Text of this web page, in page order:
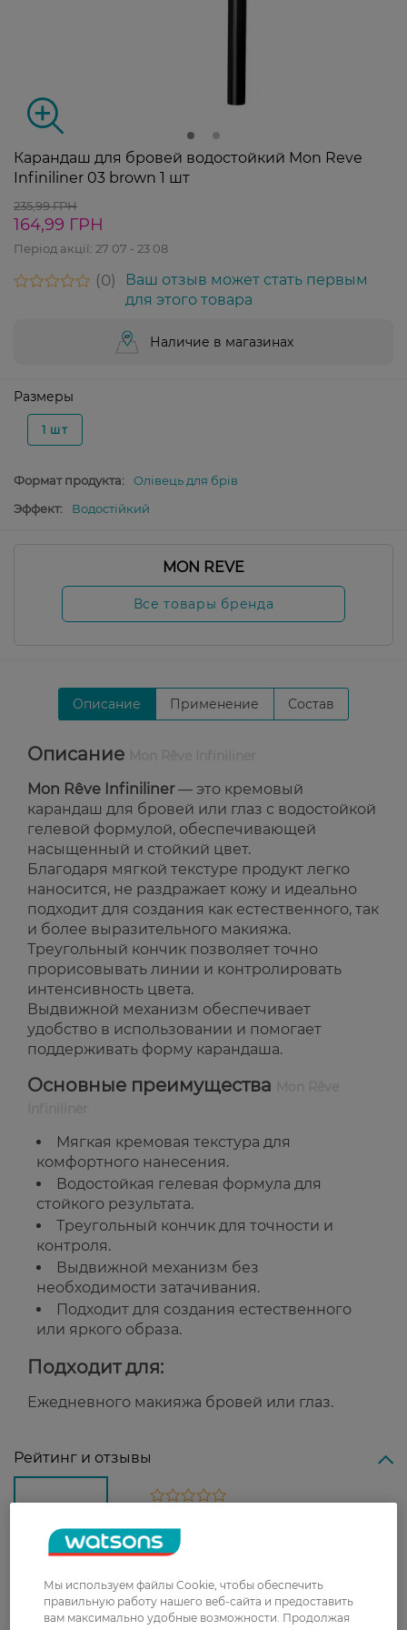
Карандаш для бровей водостойкий Mon Reve
Infiniliner 03 brown 1 шт
235,99 ГРН
164,99 ГРН
Період акції: 27 07 - 23 08
0
Ваш отзыв может стать первым
для этого товара
Наличие в магазинах
Размеры
1 шт
Формат продукта:
Олівець для брів
Эффект:
Водостійкий
MON REVE
Все товары бренда
Описание Применение Состав
Описание
Mon Rêve Infiniliner— это кремовый
карандаш для бровей или глаз с водостойкой
гелевой формулой, обеспечивающей
насыщенный и стойкий цвет.
Благодаря мягкой текстуре продукт легко
наносится, не раздражает кожу и идеально
подходит для создания как естественного, так
и более выразительного макияжа.
Треугольный кончик позволяет точно
прорисовывать линии и контролировать
интенсивность цвета.
Выдвижной механизм обеспечивает
удобство в использовании и помогает
поддерживать форму карандаша.
Основные преимущества
Мягкая кремовая текстура для
комфортного нанесения.
Водостойкая гелевая формула для
стойкого результата.
Треугольный кончик для точности и
контроля.
Выдвижной механизм без
необходимости затачивания.
Подходит для создания естественного
или яркого образа.
Подходит для:
Ежедневного макияжа бровей или глаз.
Рейтинг и отзывы
Доставка
Мы используем файлы Cookie, чтобы обеспечить
правильную работу нашего веб-сайта и предоставить
вам максимально удобные возможности. Продолжая